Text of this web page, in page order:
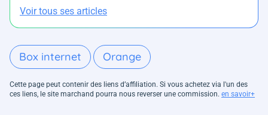
Voir tous ses articles
Box internet Orange
Cette page peut contenir des liens d’affiliation. Si vous achetez via l'un des
ces liens, le site marchand pourra nous reverser une commission. en savoir+